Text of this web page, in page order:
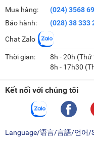
Mua hàng:
Bảo hành:
(024) 3568
(028) 38 333
Chat Zalo
Thời gian:
8h - 20h (Thứ
8h - 17h30
Kết nối với chúng tôi
Language/语言/言語/언어/